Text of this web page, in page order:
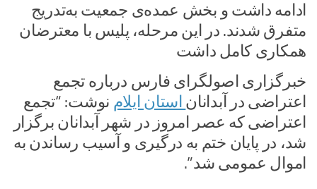
ادامه داشت و بخش عمده‌ی جمعیت به‌تدریج
متفرق شدند. در این مرحله، پلیس با معترضان
همکاری کامل داشت
خبرگزاری اصولگرای فارس درباره تجمع
اعتراضی در آبدانان استان ایلام نوشت: “تجمع
اعتراضی که عصر امروز در شهر آبدانان برگزار
شد، در پایان ختم به درگیری و آسیب رساندن به
اموال عمومی شد”.